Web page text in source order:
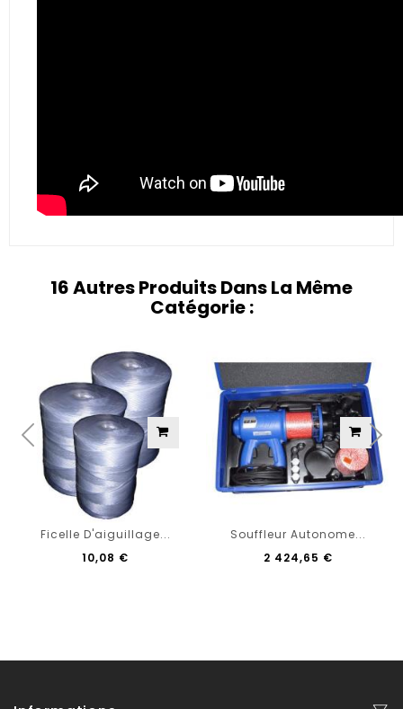
16 Autres Produits Dans La Même
Catégorie :
Ficelle D'aiguillage...
10,08 €
Souffleur Autonome...
2 424,65 €